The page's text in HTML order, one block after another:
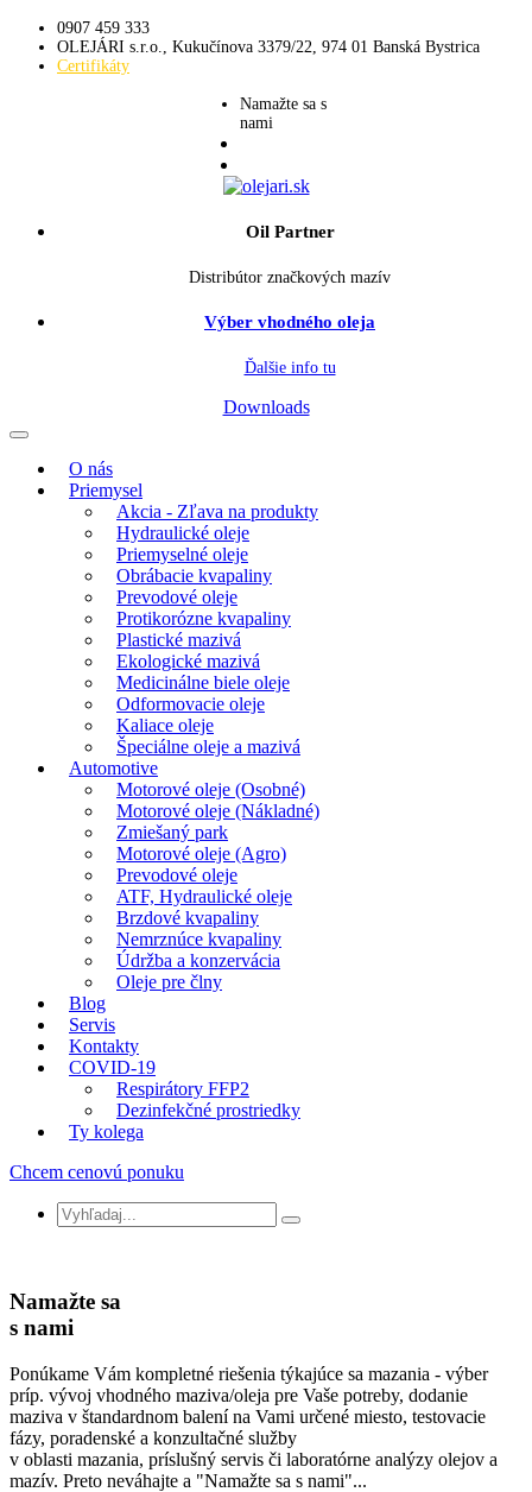
0907 459 333
OLEJÁRI s.r.o., Kukučínova 3379/22, 974 01 Banská Bystrica
Certifikáty
Namažte sa s
nami
Oil Partner
Distribútor značkových mazív
Výber vhodného oleja
Ďalšie info tu
Downloads
O nás
Priemysel
Akcia - Zľava na produkty
Hydraulické oleje
Priemyselné oleje
Obrábacie kvapaliny
Prevodové oleje
Protikorózne kvapaliny
Plastické mazivá
Ekologické mazivá
Medicinálne biele oleje
Odformovacie oleje
Kaliace oleje
Špeciálne oleje a mazivá
Automotive
Motorové oleje (Osobné)
Motorové oleje (Nákladné)
Zmiešaný park
Motorové oleje (Agro)
Prevodové oleje
ATF, Hydraulické oleje
Brzdové kvapaliny
Nemrznúce kvapaliny
Údržba a konzervácia
Oleje pre člny
Blog
Servis
Kontakty
COVID-19
Respirátory FFP2
Dezinfekčné prostriedky
Ty kolega
Chcem cenovú ponuku
Namažte sa
s nami
Ponúkame Vám kompletné riešenia týkajúce sa mazania - výber
príp. vývoj vhodného maziva/oleja pre Vaše potreby, dodanie
maziva v štandardnom balení na Vami určené miesto, testovacie
fázy, poradenské a konzultačné služby
v oblasti mazania, príslušný servis či laboratórne analýzy olejov a
mazív. Preto neváhajte a "Namažte sa s nami"...